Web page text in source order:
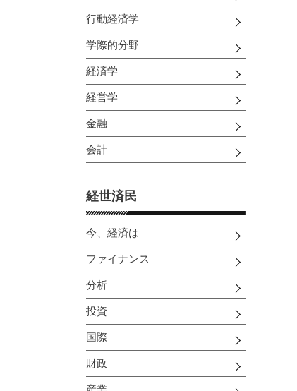
行動経済学
学際的分野
経済学
経営学
金融
会計
経世済民
今、経済は
ファイナンス
分析
投資
国際
財政